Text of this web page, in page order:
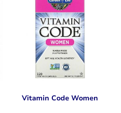
Vitamin Code Women